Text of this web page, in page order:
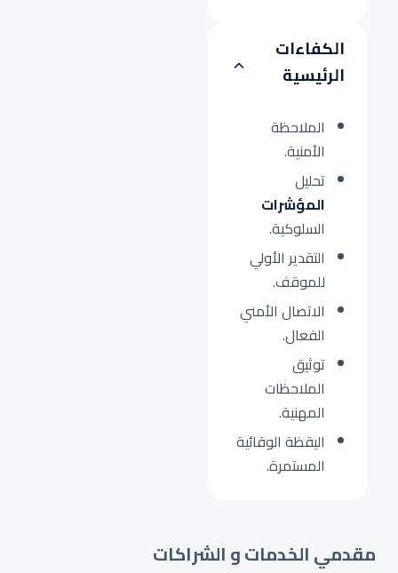
الكفاءات
الرئيسية
الملاحظة
الأمنية.
تحليل
المؤشرات
السلوكية.
التقدير الأولي
للموقف.
الاتصال الأمني
الفعال.
توثيق
الملاحظات
المهنية.
اليقظة الوقائية
المستمرة.
مقدمي الخدمات و الشراكات